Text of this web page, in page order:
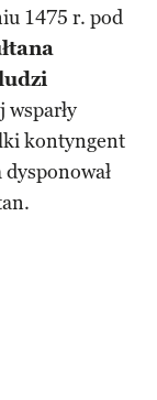
1475 r. pod
wsparły
kontyngent